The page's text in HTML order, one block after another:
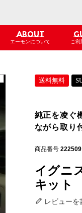
ABOUT
エーモンについて ご
送料無料
純正を凌ぐ
ながら取り
商品番号 222509
イグニ
キット
レビューを